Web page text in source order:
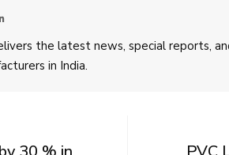
the latest news, special reports,
in India.